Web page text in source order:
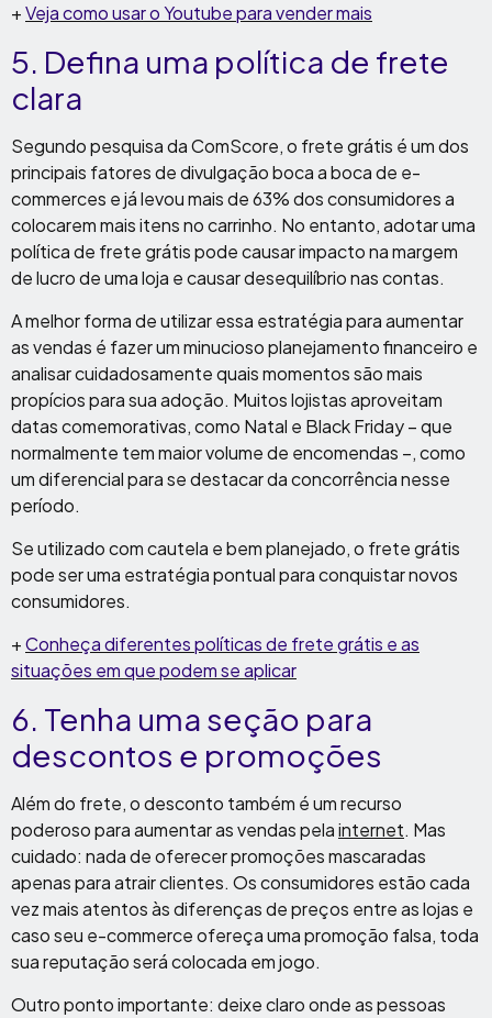
+Veja como usar o Youtube para vender mais
5. Defina uma política de frete
clara
Segundo pesquisa da ComScore, o frete grátis é um dos
principais fatores de divulgação boca a boca de e-
commerces e já levou mais de 63% dos consumidores a
colocarem mais itens no carrinho. No entanto, adotar uma
política de frete grátis pode causar impacto na margem
de lucro de uma loja e causar desequilíbrio nas contas.
A melhor forma de utilizar essa estratégia para aumentar
as vendas é fazer um minucioso planejamento financeiro e
analisar cuidadosamente quais momentos são mais
propícios para sua adoção. Muitos lojistas aproveitam
datas comemorativas, como Natal e Black Friday – que
normalmente tem maior volume de encomendas –, como
um diferencial para se destacar da concorrência nesse
período.
Se utilizado com cautela e bem planejado, o frete grátis
pode ser uma estratégia pontual para conquistar novos
consumidores.
+Conheça diferentes políticas de frete grátis e as
situações em que podem se aplicar
6. Tenha uma seção para
descontos e promoções
Além do frete, o desconto também é um recurso
poderoso para aumentar as vendas pelainternet. Mas
cuidado: nada de oferecer promoções mascaradas
apenas para atrair clientes. Os consumidores estão cada
vez mais atentos às diferenças de preços entre as lojas e
caso seu e-commerce ofereça uma promoção falsa, toda
sua reputação será colocada em jogo.
Outro ponto importante: deixe claro onde as pessoas